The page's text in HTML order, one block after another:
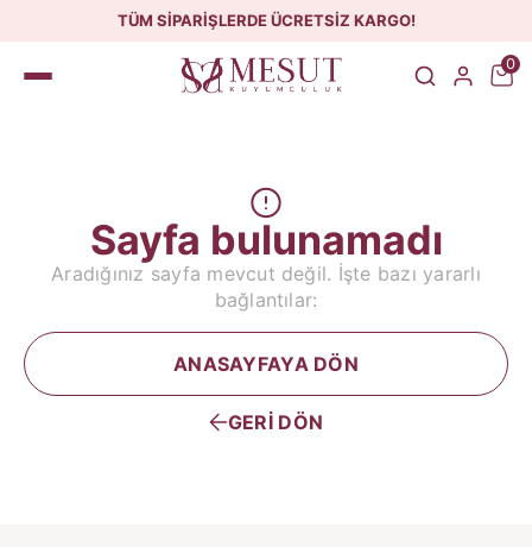
TÜM SİPARİŞLERDE ÜCRETSİZ KARGO!
0
Sayfa bulunamadı
Aradığınız sayfa mevcut değil. İşte bazı yararlı
bağlantılar:
ANASAYFAYA DÖN
GERİ DÖN